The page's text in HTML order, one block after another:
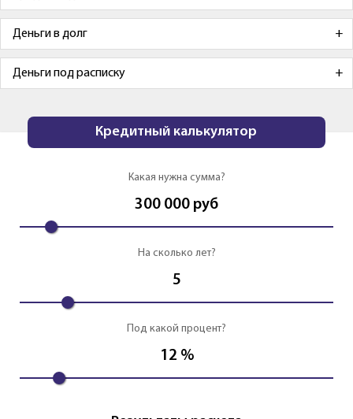
Деньги в долг
Деньги под расписку
Кредитный калькулятор
Какая нужна сумма?
300 000 руб
На сколько лет?
5
Под какой процент?
12 %